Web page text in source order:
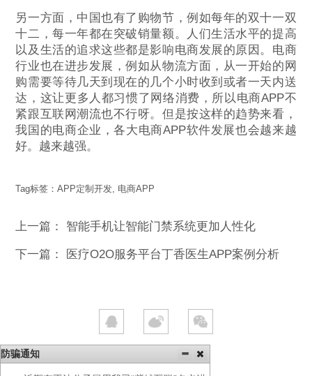
另一方面，中国也有了购物节，例如每年的双十一双
十二，每一年都在突破销量额。人们生活水平的提高
以及生活的追求这些都是影响电商发展的原因。电商
行业也在进步发展，例如从物流方面，从一开始的网
购需要等待几天到现在的几个小时收到或者一天内送
达，这让更多人都习惯了网络消费，所以电商APP不
紧跟互联网潮流也不行呀。但是按这样的趋势来看，
我国的电商企业，各大电商APP软件发展也会越来越
好。越来越强。
Tag标签：APP定制开发 电商APP
上一篇： 智能手机让智能门禁系统更加人性化
下一篇： 医疗O2O服务平台丁香医生APP案例分析
防骗通知